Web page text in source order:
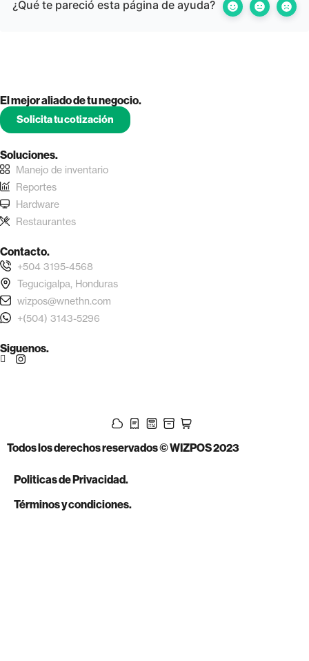
¿Qué te pareció esta página de ayuda?
El mejor aliado de tu negocio.
Solicita tu cotización
Soluciones.
Manejo de inventario
Reportes
Hardware
Restaurantes
Contacto.
+504 3195-4568
Tegucigalpa, Honduras
wizpos@wnethn.com
+(504) 3143-5296
Siguenos.
Todos los derechos reservados © WIZPOS 2023
Politicas de Privacidad.
Términos y condiciones.